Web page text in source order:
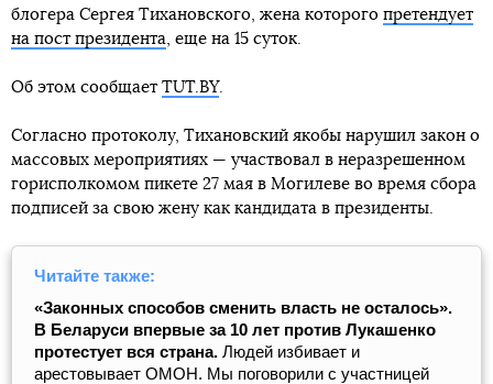
блогера Сергея Тихановского, жена которого претендует
на пост президента , еще на 15 суток.
Об этом сообщает TUT.BY.
Согласно протоколу, Тихановский якобы нарушил закон о
массовых мероприятиях — участвовал в неразрешенном
горисполкомом пикете 27 мая в Могилеве во время сбора
подписей за свою жену как кандидата в президенты.
Читайте также:
«Законных способов сменить власть не осталось».
В Беларуси впервые за 10 лет против Лукашенко
протестует вся страна. Людей избивает и
арестовывает ОМОН. Мы поговорили с участницей